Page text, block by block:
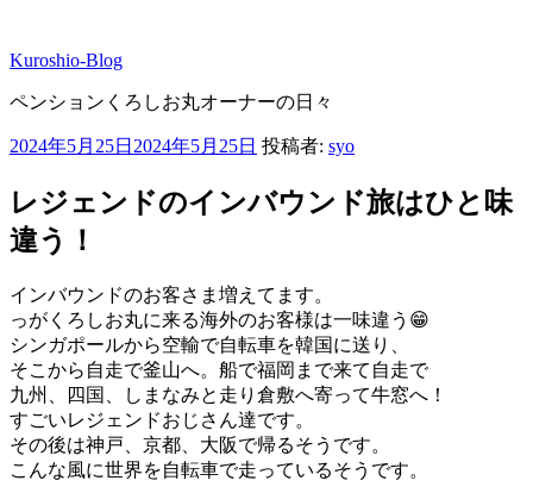
テ
ン
へ
キ
ッ
プ
Kuroshio-Blog
ペンションくろしお丸オーナーの日々
投
日:
2024年5月25日 2024年5月25日 投稿者: syo
レジェンドのインバウンド旅はひと味
違う！
インバウンドのお客さま増えてます。
っがくろしお丸に来る海外のお客様は一味違う😁
シンガポールから空輸で自転車を韓国に送り、
そこから自走で釜山へ。船で福岡まで来て自走で
九州、四国、しまなみと走り倉敷へ寄って牛窓へ！
すごいレジェンドおじさん達です。
その後は神戸、京都、大阪で帰るそうです。
こんな風に世界を自転車で走っているそうです。